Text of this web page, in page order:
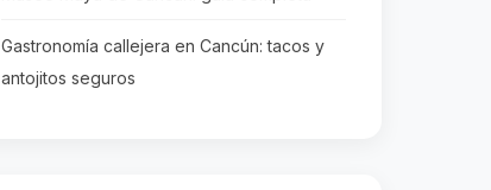
Gastronomía callejera en Cancún: tacos y
antojitos seguros